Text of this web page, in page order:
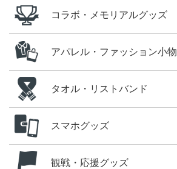
コラボ・メモリアルグッズ
アパレル・ファッション小物
タオル・リストバンド
スマホグッズ
観戦・応援グッズ